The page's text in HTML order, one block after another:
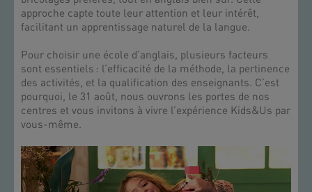
approche capte toute leur attention et leur intérêt,
facilitant un apprentissage naturel de la langue.
Pour choisir une école d’anglais, plusieurs facteurs
sont essentiels : l’efficacité de la méthode, la pertinence
des activités, et la qualification des enseignants. C’est
pourquoi, le 31 août, nous ouvrons les portes de nos
centres et vous invitons à vivre l’expérience Kids&Us par
vous-même.